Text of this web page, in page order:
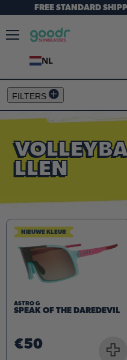
FREE STANDARD
Menu
NL
FILTERS
LLEN
NIEUWE KLEUR
ASTRO G
SPEAK OF THE DAREDEVIL
€50 +